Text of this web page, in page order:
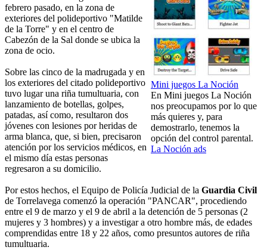
Mini juegos La Noción
En Mini juegos La Noción
nos preocupamos por lo que
más quieres y, para
demostrarlo, tenemos la
opción del control parental.
La Noción ads
febrero pasado, en la zona de
exteriores del polideportivo "Matilde
de la Torre" y en el centro de
Cabezón de la Sal donde se ubica la
zona de ocio.
Sobre las cinco de la madrugada y en
los exteriores del citado polideportivo
tuvo lugar una riña tumultuaria, con
lanzamiento de botellas, golpes,
patadas, así como, resultaron dos
jóvenes con lesiones por heridas de
arma blanca, que, si bien, precisaron
atención por los servicios médicos, en
el mismo día estas personas
regresaron a su domicilio.
Por estos hechos, el Equipo de Policía Judicial de la Guardia Civil
de Torrelavega comenzó la operación "PANCAR", procediendo
entre el 9 de marzo y el 9 de abril a la detención de 5 personas (2
mujeres y 3 hombres) y a investigar a otro hombre más, de edades
comprendidas entre 18 y 22 años, como presuntos autores de riña
tumultuaria.